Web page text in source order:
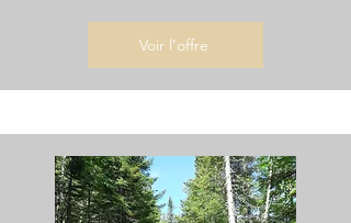
Voir l'offre